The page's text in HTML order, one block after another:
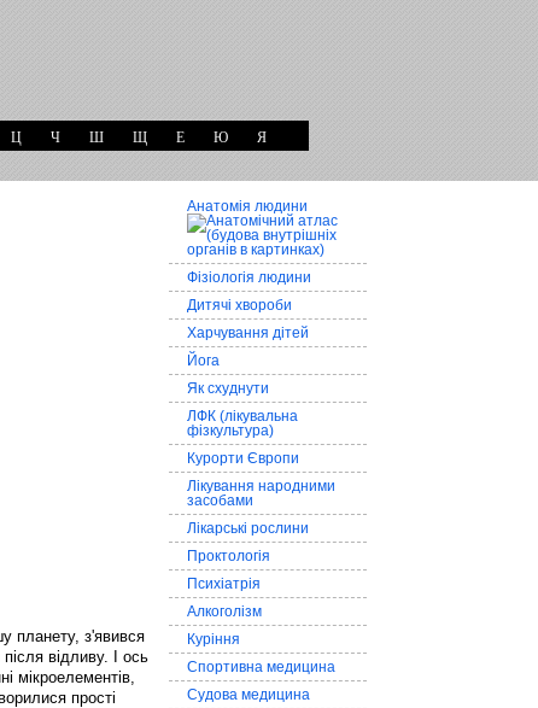
Ц Ч Ш Щ Е Ю Я
планету, з'явився
відливу. І ось
мікроелементів,
прості
Анатомія людини
Фізіологія людини
Дитячі хвороби
Харчування дітей
Йога
Як схуднути
ЛФК (лікувальна
фізкультура)
Курорти Європи
Лікування народними
засобами
Лікарські рослини
Проктологія
Психіатрія
Алкоголізм
Куріння
Спортивна медицина
Судова медицина